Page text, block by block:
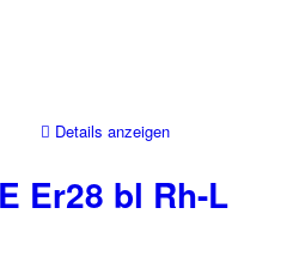
Details anzeigen
Er28 bl Rh-L